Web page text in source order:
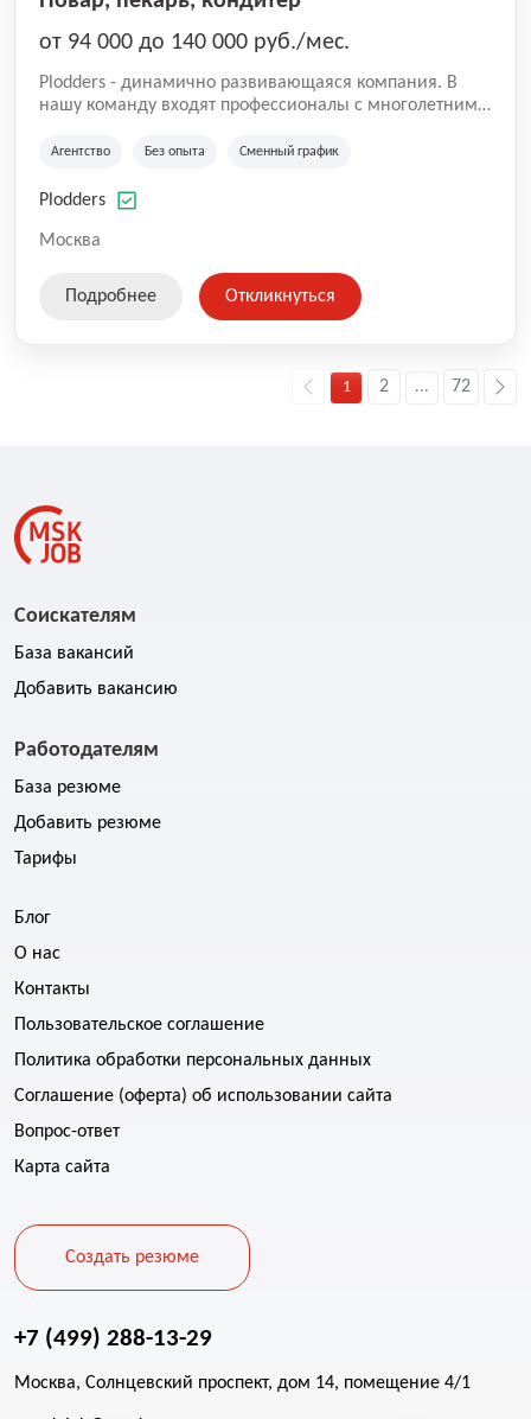
от 94 000 до 140 000 руб./мес.
Plodders - динамично развивающаяся компания. В
нашу команду входят профессионалы с многолетним
на рынке аутсорсинга, а накопленный опыт позволяют
оказываемых услуг.
Агентство Без опыта Сменный график
Plodders
Москва
Подробнее Откликнуться
1 2 ... 72
Соискателям
База вакансий
Добавить вакансию
Работодателям
База резюме
Добавить резюме
Тарифы
Блог
О нас
Контакты
Пользовательское соглашение
Политика обработки персональных данных
Соглашение (оферта) об использовании сайта
Вопрос-ответ
Карта сайта
Создать резюме
+7 (499) 288-13-29
Москва, Солнцевский проспект, дом 14, помещение 4/1